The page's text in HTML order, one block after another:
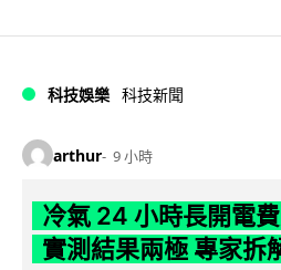
科技娛樂 科技新聞
arthur 9 小時
冷氣 24 小時長開電
實測結果兩極 專家拆